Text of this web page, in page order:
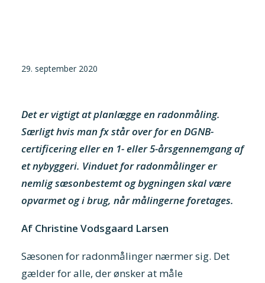
29. september 2020
Det er vigtigt at planlægge en radonmåling.
Særligt hvis man fx står over for en DGNB-
certificering eller en 1- eller 5-årsgennemgang af
et nybyggeri. Vinduet for radonmålinger er
nemlig sæsonbestemt og bygningen skal være
opvarmet og i brug, når målingerne foretages.
Af Christine Vodsgaard Larsen
Sæsonen for radonmålinger nærmer sig. Det
gælder for alle, der ønsker at måle